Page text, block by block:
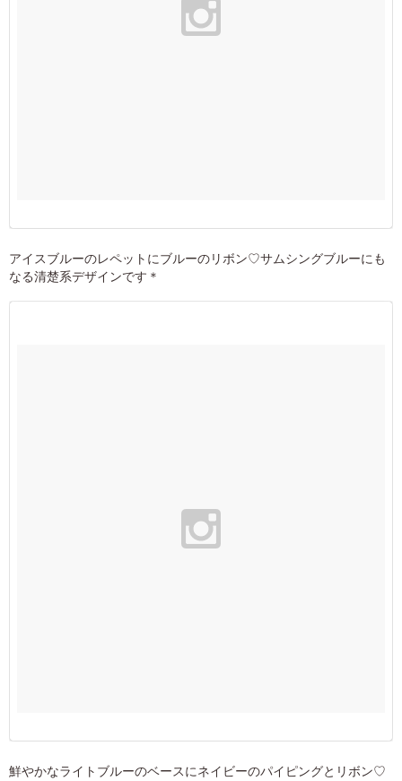
アイスブルーのレペットにブルーのリボン♡サムシングブルーにも
なる清楚系デザインです＊
鮮やかなライトブルーのベースにネイビーのパイピングとリボン♡